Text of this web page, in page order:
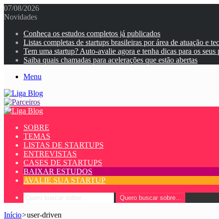
07/08/2026
Novidades
Conheça os estudos completos já publicados
Listas completas de startups brasileiras por área de atuação e
Tem uma startup? Auto-avalie agora e tenha dicas para os seus
Saiba quais chamadas para acelerações que estão abertas
Menu
SOBRE
TEMAS
LISTAS DE STARTUPS
ENTREVISTAS
CASES DE STARTUPS
BAIXAR ESTUDOS
AVALIE SUA STARTUP
Quero buscar sobre...
Início>user-driven